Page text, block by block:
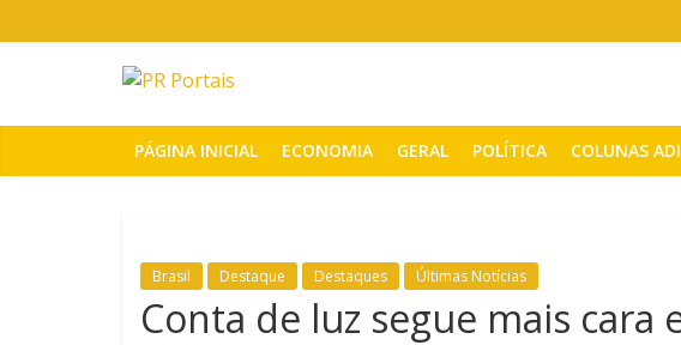
para
PR
Portais
notícias
do
Paraná
PÁGINA INICIAL ECONOMIA GERAL POLÍTICA COLUNAS ADI
Brasil Destaque Destaques Últimas Notícias
Conta de luz segue mais cara